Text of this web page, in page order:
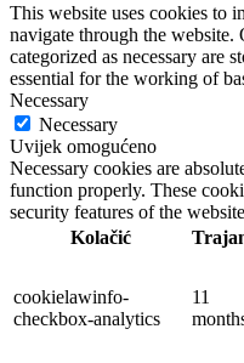
This website uses cookies to
navigate through the website.
categorized as necessary are
essential for the working of
Necessary
Necessary
Uvijek omogućeno
Necessary cookies are
function properly. These
security features of the
Kolačić
cookielawinfo-
checkbox-analytics
11